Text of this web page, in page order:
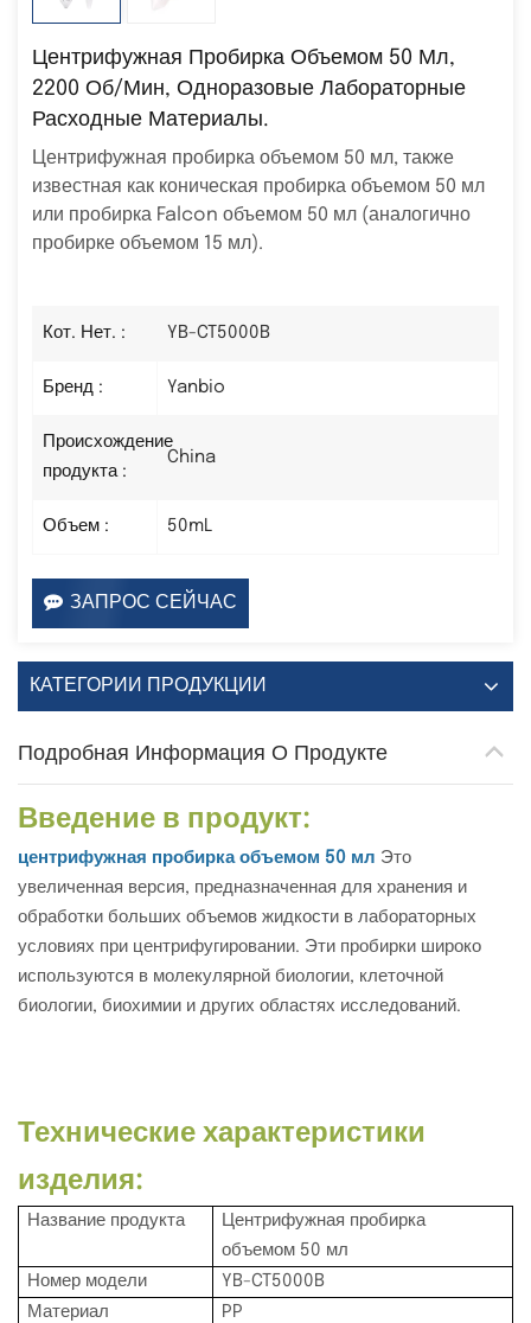
Центрифужная Пробирка Объемом 50 Мл,
2200 Об/мин, Одноразовые Лабораторные
Расходные Материалы.
Центрифужная пробирка объемом 50 мл, также
известная как коническая пробирка объемом 50 мл
или пробирка Falcon объемом 50 мл (аналогично
пробирке объемом 15 мл).
Кот. Нет. : YB-CT5000B
Бренд : Yanbio
Происхождение
продукта :
China
Объем : 50mL
ЗАПРОС СЕЙЧАС
КАТЕГОРИИ ПРОДУКЦИИ
Подробная Информация О Продукте
Введение в продукт:
центрифужная пробирка объемом 50 мл Это
увеличенная версия, предназначенная для хранения и
обработки больших объемов жидкости в лабораторных
условиях при центрифугировании. Эти пробирки широко
используются в молекулярной биологии, клеточной
биологии, биохимии и других областях исследований.
Технические характеристики
изделия:
Название продукта
Центрифужная пробирка
объемом 50 мл
Номер модели
YB-CT5000B
Материал
PP